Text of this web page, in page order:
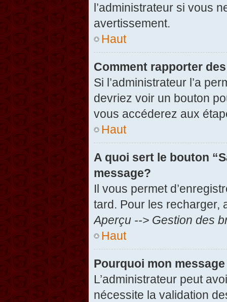
l’administrateur si vous
avertissement.
Haut
Comment rapporter
Si l’administrateur l’a
devriez voir un bouton
vous accéderez aux
Haut
A quoi sert le bouton
message?
Il vous permet
tard. Pour les recharger,
Aperçu --> Gestion des
Haut
Pourquoi mon
L’administrateur peut
nécessite la validation